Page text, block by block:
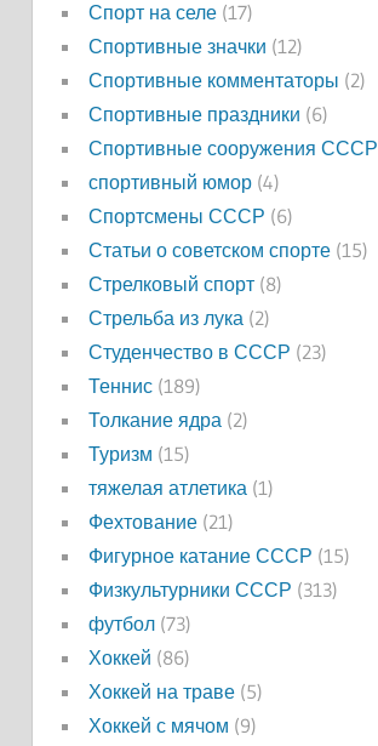
Спорт на селе(17)
Спортивные значки (12)
Спортивные комментаторы (2)
Спортивные праздники (6)
Спортивные сооружения СССР
спортивный юмор(4)
Спортсмены СССР (6)
Статьи о советском спорте(15)
Стрелковый спорт(8)
Стрельба из лука(2)
Студенчество в СССР (23)
Теннис(189)
Толкание ядра(2)
Туризм (15)
тяжелая атлетика(1)
Фехтование(21)
Фигурное катание СССР (15)
Физкультурники СССР (313)
футбол(73)
Хоккей (86)
Хоккей на траве(5)
Хоккей с мячом (9)